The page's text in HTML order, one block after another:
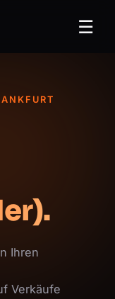
☰
Ihren
Verkäufe